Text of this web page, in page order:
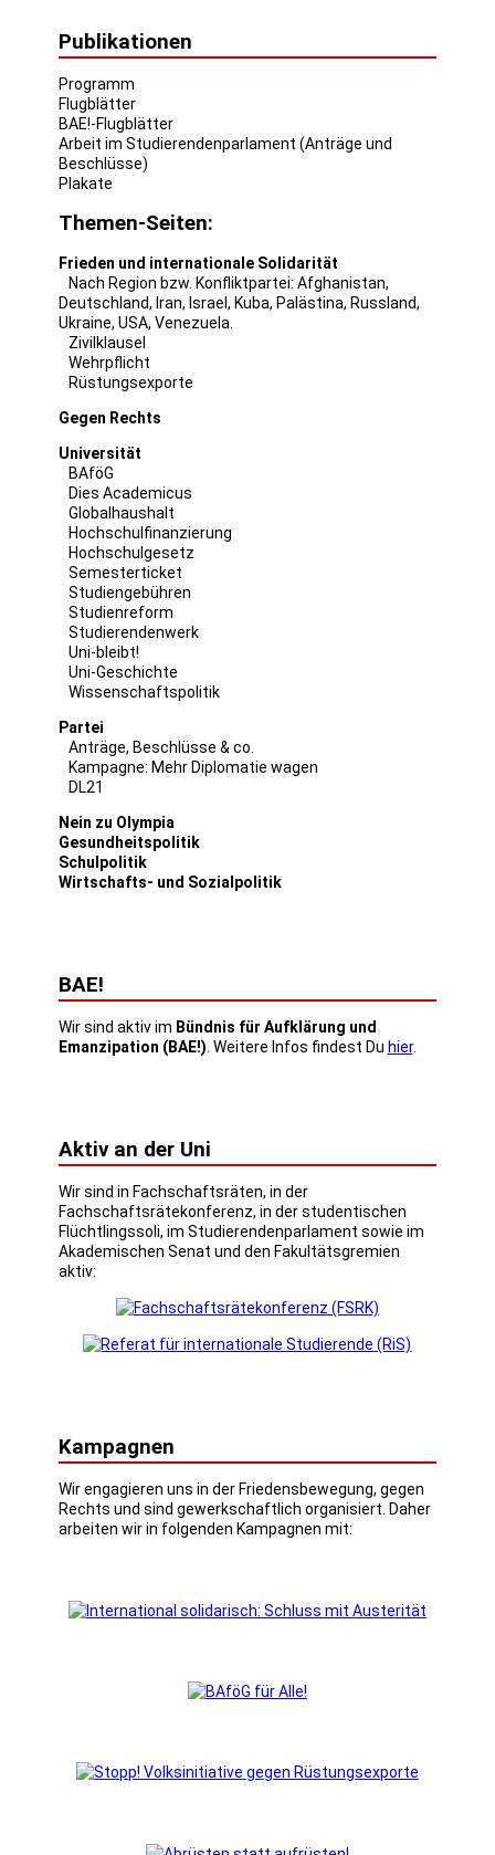
Publikationen
Programm
Flugblätter
BAE!-Flugblätter
Arbeit im Studierendenparlament (Anträge und
Beschlüsse)
Plakate
Themen-Seiten:
Frieden und internationale Solidarität
Nach Region bzw. Konfliktpartei: Afghanistan,
Deutschland, Iran, Israel , Kuba, Palästina, Russland,
Ukraine, USA, Venezuela
Zivilklausel
Wehrpflicht
Rüstungsexporte
Gegen Rechts
Universität
BAföG
Dies Academicus
Globalhaushalt
Hochschulfinanzierung
Hochschulgesetz
Semesterticket
Studiengebühren
Studienreform
Studierendenwerk
Uni-bleibt!
Uni-Geschichte
Wissenschaftspolitik
Partei
Anträge, Beschlüsse & co.
Kampagne: Mehr Diplomatie wagen
DL21
Nein zu Olympia
Gesundheitspolitik
Schulpolitik
Wirtschafts- und Sozialpolitik
BAE!
Wir sind aktiv im Bündnis für Aufklärung und
Emanzipation (BAE!) . Weitere Infos findest Du hier.
Aktiv an der Uni
Wir sind in Fachschaftsräten, in der
Fachschaftsrätekonferenz, in der studentischen
Flüchtlingssoli, im Studierendenparlament sowie im
Akademischen Senat und den Fakultätsgremien
aktiv:
Kampagnen
Wir engagieren uns in der Friedensbewegung, gegen
Rechts und sind gewerkschaftlich organisiert. Daher
arbeiten wir in folgenden Kampagnen mit: